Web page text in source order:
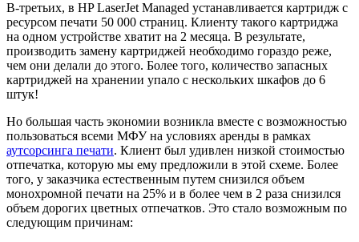
В-третьих, в HP LaserJet Managed устанавливается картридж с
ресурсом печати 50 000 страниц. Клиенту такого картриджа
на одном устройстве хватит на 2 месяца. В результате,
производить замену картриджей необходимо гораздо реже,
чем они делали до этого. Более того, количество запасных
картриджей на хранении упало с нескольких шкафов до 6
штук!
Но большая часть экономии возникла вместе с возможностью
пользоваться всеми МФУ на условиях аренды в рамках
аутсорсинга печати. Клиент был удивлен низкой стоимостью
отпечатка, которую мы ему предложили в этой схеме. Более
того, у заказчика естественным путем снизился объем
монохромной печати на 25% и в более чем в 2 раза снизился
объем дорогих цветных отпечатков. Это стало возможным по
следующим причинам: